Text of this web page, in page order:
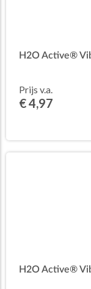
H2O Active®
Prijs v.a.
€ 4,97
H2O Active®